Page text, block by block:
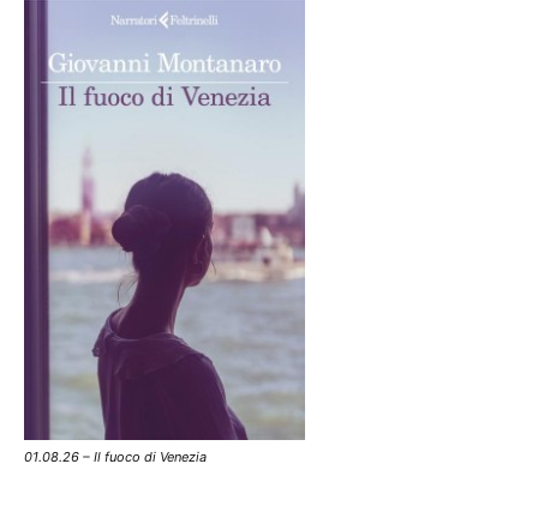
01.08.26 – Il fuoco di Venezia